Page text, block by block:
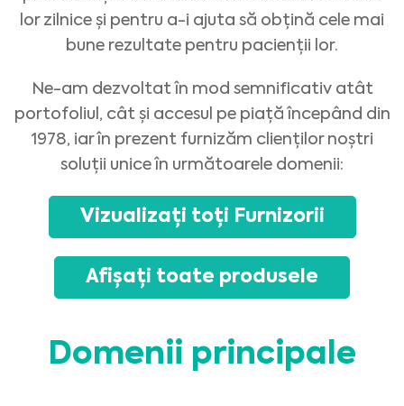
Medical Advice Disclaimer
și alte materiale conținute pe acest site web au un scop informativ și, uneori,
sunt limitate doar la profesioniștii din domeniul sănătății. Titularul acestui
site web nu poate fi tras la răspundere pentru orice erori, inexactități sau
lor zilnice și pentru a-i ajuta să obțină cele mai
bune rezultate pentru pacienții lor.
Ne-am dezvoltat în mod semnificativ atât
portofoliul, cât și accesul pe piață începând din
1978, iar în prezent furnizăm clienților noștri
soluții unice în următoarele domenii:
Vizualizați toți Furnizorii
Afișați toate produsele
Domenii principale